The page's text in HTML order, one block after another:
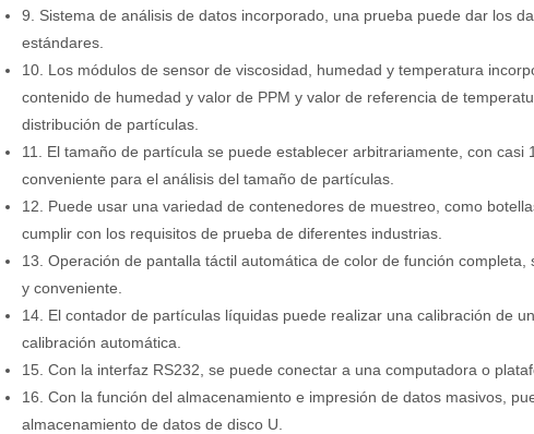
9. Sistema de análisis de datos incorporado, una prueba puede dar los
estándares.
10. Los módulos de sensor de viscosidad, humedad y temperatura
contenido de humedad y valor de PPM y valor de referencia de
distribución de partículas.
11. El tamaño de partícula se puede establecer arbitrariamente, con
conveniente para el análisis del tamaño de partículas.
12. Puede usar una variedad de contenedores de muestreo, como
cumplir con los requisitos de prueba de diferentes industrias.
13. Operación de pantalla táctil automática de color de función
y conveniente.
14. El contador de partículas líquidas puede realizar una calibración de
calibración automática.
15. Con la interfaz RS232, se puede conectar a una computadora o
16. Con la función del almacenamiento e impresión de datos masivos,
almacenamiento de datos de disco U.